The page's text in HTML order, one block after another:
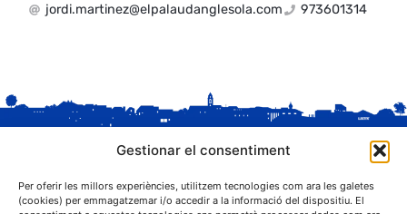
Gestionar el consentiment
Per oferir les millors experiències, utilitzem tecnologies com ara les galetes
(cookies) per emmagatzemar i/o accedir a la informació del dispositiu. El
jordi.martinez@elpalaudanglesola.com
973601314